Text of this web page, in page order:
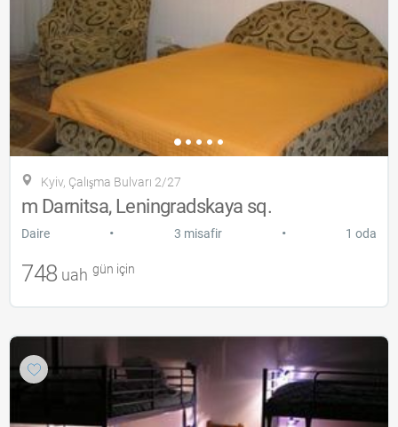
Kyiv, Çalışma Bulvarı 2/27
m Darnitsa, Leningradskaya sq.
Daire • 3 misafir • 1 oda
748 uah gün için